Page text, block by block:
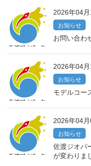
2026年04月
お知らせ
お問い合わ
2026年04月
お知らせ
モデルコー
2026年04月
お知らせ
佐渡ジオパ
が変わりま